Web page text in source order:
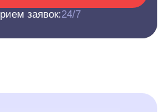
заявок:24/7